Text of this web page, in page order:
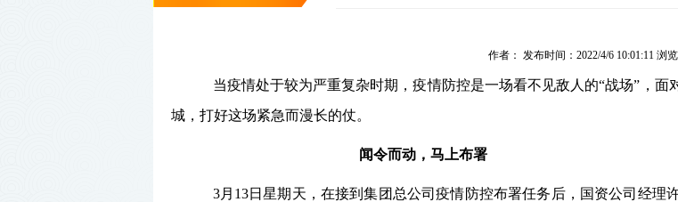
作者： 发布时间：2022/4/6 10:01:11 浏览
当疫情处于较为严重复杂时期，疫情防控是一场看不见敌人的“战场”，面
城， 打好这场紧急而漫长的仗。
闻令而动，马上布署
3月13日星期天，在接到集团总公司疫情防控布署任务后，国资公司经理